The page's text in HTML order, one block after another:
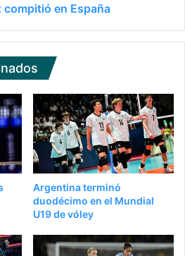
compitió en España
Argentina terminó
duodécimo en el Mundial
U19 de vóley